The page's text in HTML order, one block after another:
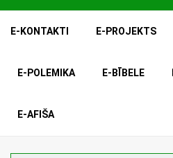
E-KONTAKTI E-PROJEKTS
E-POLEMIKA E-BĪBELE
E-AFIŠA